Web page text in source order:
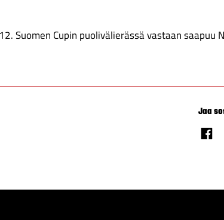
Suomen Cupin puolivälierässä vastaan saapuu
Jaa